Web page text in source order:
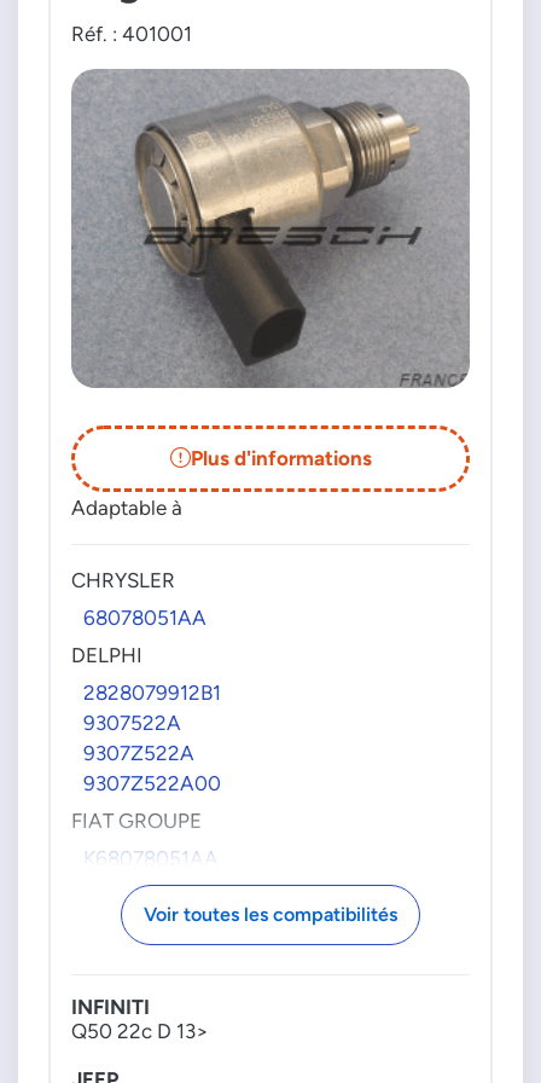
K68089400AA
K68147990AB
K68147990AC
HYUNDAI
331002A700
331002A710
331004A700
JEEP
68089400AA
K68089400AA
KIA
331002A650
331004X400
331152A700
331154X400
MAN
65111006002
65111006004
MERCEDES
6460700201
646070020180
6460740384
6460740484
6510700101
6510700301
6510700601
6510700701
6510700900
6510700901
Réf. : 401001
Plus d'informations
Adaptable à
CHRYSLER
68078051AA
DELPHI
2828079912B1
9307522A
9307Z522A
9307Z522A00
FIAT GROUPE
K68078051AA
INFINITI
17520HG01A
6510700495
6510700595
6510700700
Voir toutes les compatibilités
INFINITI
Q50 22c D 13>